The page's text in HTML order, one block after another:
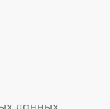
данных